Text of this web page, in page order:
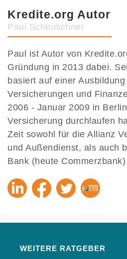
Kredite.org Autor
Paul Scheuschner
Paul ist Autor von
Gründung in 2013 dabei.
basiert auf einer
Versicherungen und
2006 - Januar 2009 in
Versicherung durchlaufen
Zeit sowohl für die Allianz
und Außendienst, als auch
Bank (heute
WEITERE RATGEBER